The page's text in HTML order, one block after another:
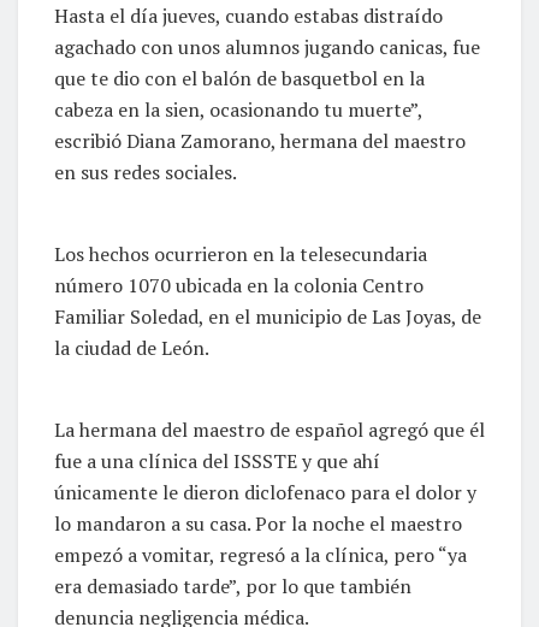
Hasta el día jueves, cuando estabas distraído
agachado con unos alumnos jugando canicas, fue
que te dio con el balón de basquetbol en la
cabeza en la sien, ocasionando tu muerte”,
escribió Diana Zamorano, hermana del maestro
en sus redes sociales.
Los hechos ocurrieron en la telesecundaria
número 1070 ubicada en la colonia Centro
Familiar Soledad, en el municipio de Las Joyas, de
la ciudad de León.
La hermana del maestro de español agregó que él
fue a una clínica del ISSSTE y que ahí
únicamente le dieron diclofenaco para el dolor y
lo mandaron a su casa. Por la noche el maestro
empezó a vomitar, regresó a la clínica, pero “ya
era demasiado tarde”, por lo que también
denuncia negligencia médica.